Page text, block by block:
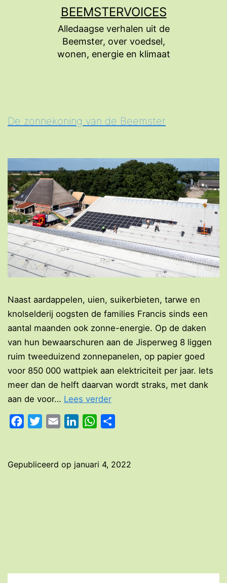
BEEMSTERVOICES
Alledaagse verhalen uit de
Beemster, over voedsel,
wonen, energie en klimaat
De zonnekoning van de Beemster
Naast aardappelen, uien, suikerbieten, tarwe en
knolselderij oogsten de families Francis sinds een
aantal maanden ook zonne-energie. Op de daken
van hun bewaarschuren aan de Jisperweg 8 liggen
ruim tweeduizend zonnepanelen, op papier goed
voor 850 000 wattpiek aan elektriciteit per jaar. Iets
meer dan de helft daarvan wordt straks, met dank
aan de voor… Lees verderDe
zonnekoning
van
FacebookTwitterEmail LinkedInWhatsApp
Gepubliceerd op januari 4, 2022